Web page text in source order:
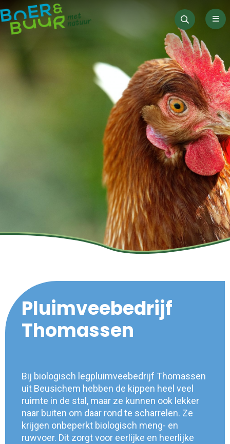
Zoeken
Pluimveebedrijf
Thomassen
Bij biologisch legpluimveebedrijf Thomassen
uit Beusichem hebben de kippen heel veel
ruimte in de stal, maar ze kunnen ook lekker
naar buiten om daar rond te scharrelen. Ze
krijgen onbeperkt biologisch meng- en
ruwvoer. Dit zorgt voor eerlijke en heerlijke